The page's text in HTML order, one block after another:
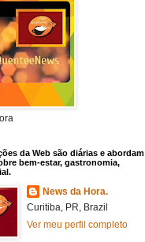
da Web são diárias e abordam
bem-estar, gastronomia,
News da Hora.
Curitiba, PR, Brazil
Ver meu perfil completo